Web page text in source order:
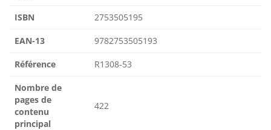
ISBN 2753505195
EAN-13 9782753505193
Référence R1308-53
Nombre de
pages de
contenu
principal
422